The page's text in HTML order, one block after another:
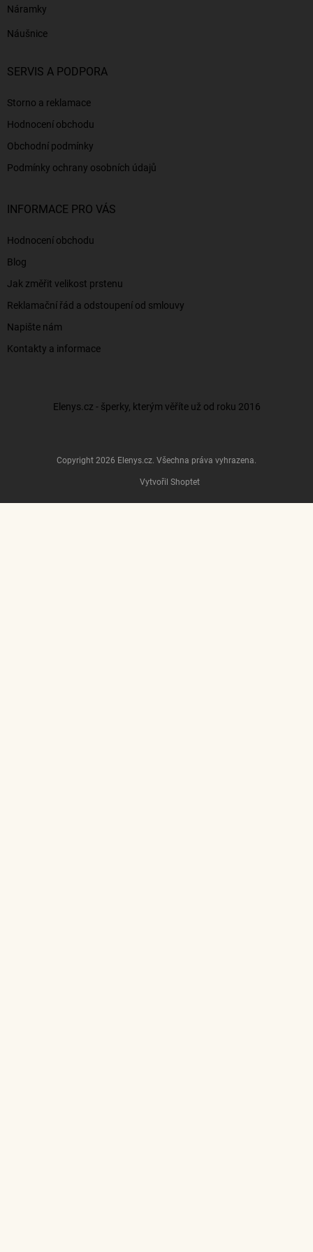
Náramky
Náušnice
SERVIS A PODPORA
Storno a reklamace
Hodnocení obchodu
Obchodní podmínky
Podmínky ochrany osobních údajů
INFORMACE PRO VÁS
Hodnocení obchodu
Blog
Jak změřit velikost prstenu
Reklamační řád a odstoupení od smlouvy
Napište nám
Kontakty a informace
Elenys.cz - šperky, kterým věříte už od roku 2016
Vytvořil Shoptet
Copyright 2026 Elenys.cz. Všechna práva vyhrazena.